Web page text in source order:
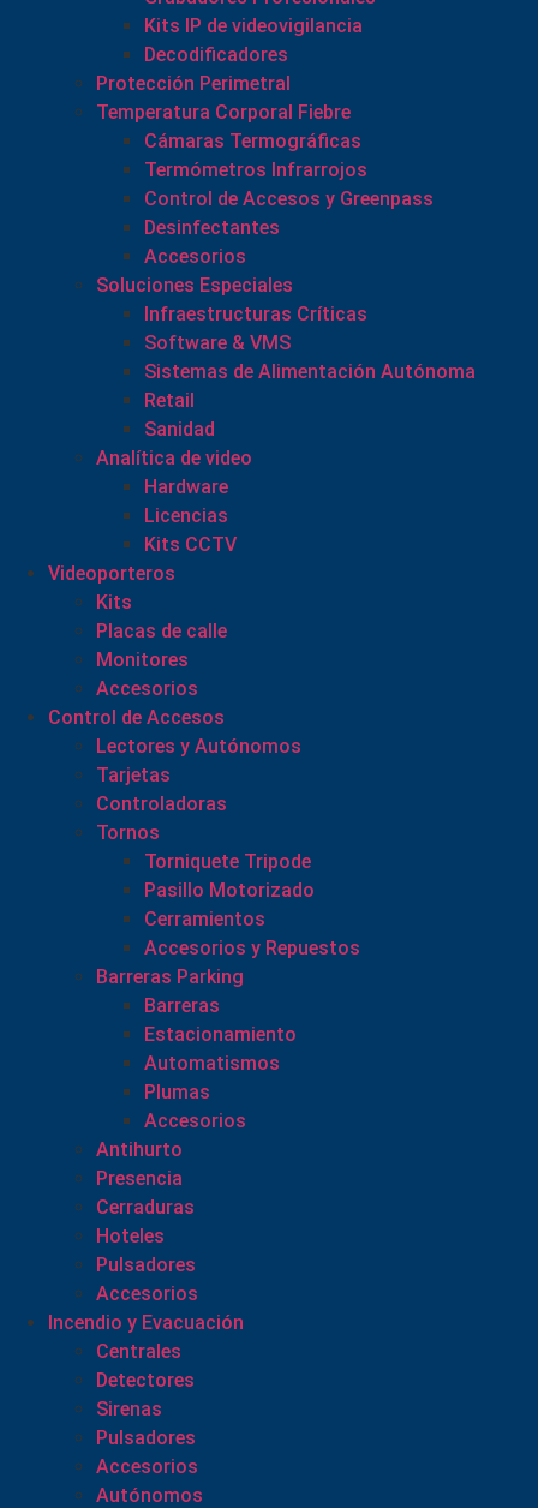
Kits IP de videovigilancia
Decodificadores
Protección Perimetral
Temperatura Corporal Fiebre
Cámaras Termográficas
Termómetros Infrarrojos
Control de Accesos y Greenpass
Desinfectantes
Accesorios
Soluciones Especiales
Infraestructuras Críticas
Software & VMS
Sistemas de Alimentación Autónoma
Retail
Sanidad
Analítica de video
Hardware
Licencias
Kits CCTV
Videoporteros
Kits
Placas de calle
Monitores
Accesorios
Control de Accesos
Lectores y Autónomos
Tarjetas
Controladoras
Tornos
Torniquete Tripode
Pasillo Motorizado
Cerramientos
Accesorios y Repuestos
Barreras Parking
Barreras
Estacionamiento
Automatismos
Plumas
Accesorios
Antihurto
Presencia
Cerraduras
Hoteles
Pulsadores
Accesorios
Incendio y Evacuación
Centrales
Detectores
Sirenas
Pulsadores
Accesorios
Autónomos